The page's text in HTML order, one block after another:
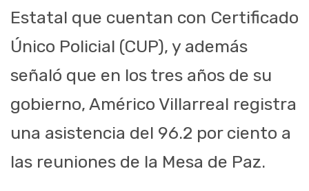
Estatal que cuentan con Certificado
Único Policial (CUP), y además
señaló que en los tres años de su
gobierno, Américo Villarreal registra
una asistencia del 96.2 por ciento a
las reuniones de la Mesa de Paz.